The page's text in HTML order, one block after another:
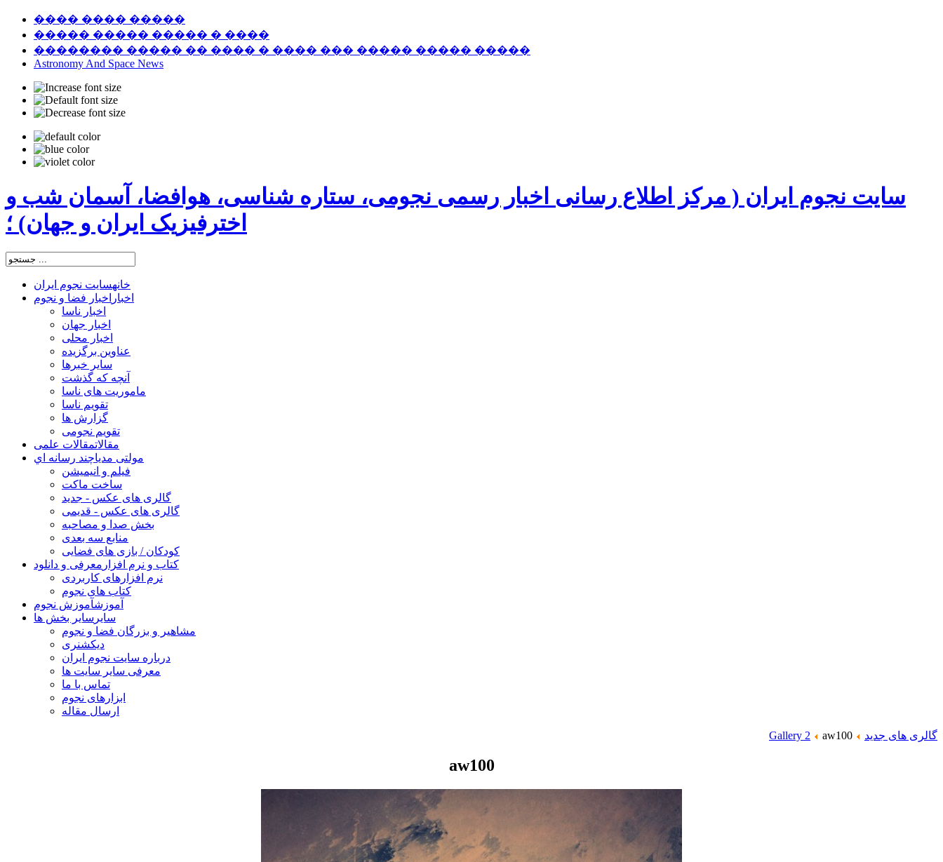
���� ���� �����
����� ����� ����� � ����
�������� ����� �� ���� � ���� ��� ����� ����� �����
Astronomy And Space News
سایت نجوم ایران ( مرکز اطلاع رسانی اخبار رسمی نجومی، ستاره شناسی، هوافضا، آسمان شب و
اخترفیزیک ایران و جهان) ؛
خانهسایت نجوم ایران
اخبار اخبار فضا و نجوم
اخبار ناسا
اخبار جهان
اخبار محلی
عناوین برگزیده
سایر خبرها
آنچه که گذشت
ماموریت های ناسا
تقویم ناسا
گزارش ها
تقویم نجومی
مقالاتمقالات علمی
مولتی مدیاچند رسانه اي
فیلم و انیمیشن
ساخت ماکت
گالری های عکس - جدید
گالری های عکس - قدیمی
بخش صدا و مصاحبه
منابع سه بعدی
کودکان / بازی های فضایی
کتاب و نرم افزار معرفی و دانلود
نرم افزارهای کاربردی
کتاب های نجوم
آموزشآموزش نجوم
سایر سایر بخش ها
مشاهیر و بزرگان فضا و نجوم
دیکشنری
درباره سایت نجوم ایران
معرفی سایر سایت ها
تماس با ما
ابزارهای نجوم
ارسال مقاله
گالری های جدید Gallery 2 aw100
aw100